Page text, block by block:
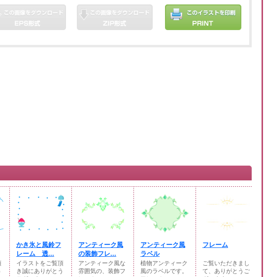
かき氷と風鈴フ
レーム 透...
イラストをご覧頂
き誠にありがとう
アンティーク風
の装飾フレ...
アンティーク風な
雰囲気の、装飾フ
アンティーク風
ラベル
植物アンティーク
風のラベルです。
フレーム
ご覧いただきまし
て、ありがとうご